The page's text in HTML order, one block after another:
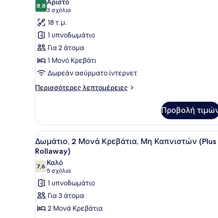
των
φωτογραφιών
για
Standard
Δωμάτιο
8,88,8 στα 10
Άριστο
3 σχόλια
(3
σχόλια)
18 τ.μ.
1 υπνοδωμάτιο
Για 2 άτομα
1 Μονό Κρεβάτι
Δωρεάν ασύρματο ίντερνετ
Περισσότερες λεπτομέρειες
Περισσότερες
Δωμάτιο
Προβολή
Προβολή
όλων
των
φωτογραφιών
για
Δωμάτιο,
2
Μονά
Ένα δωμάτιο ξενοδοχείου
4
Δωμάτιο, 2 Μονά Κρεβάτια, Μη Καπνιστών (Plus
Rollaway)
7,67,6 στα 10
Καλό
5 σχόλια
(5
σχόλια)
1 υπνοδωμάτιο
Για 3 άτομα
2 Μονά Κρεβάτια